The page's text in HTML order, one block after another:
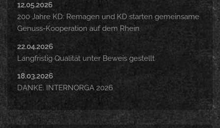
12.05.2026
200 Jahre KD: Remagen und KD starten gemeinsame
Genuss-Kooperation auf dem Rhein
22.04.2026
Langfristig Qualität unter Beweis gestellt
18.03.2026
DANKE. INTERNORGA 2026